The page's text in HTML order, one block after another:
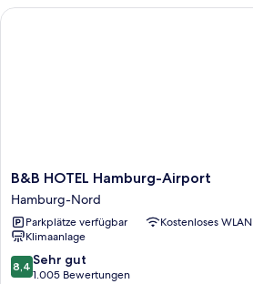
B&B
HOTEL
Hamburg-
Airport
Hamburg-
Nord
B&B HOTEL Hamburg-Airport
Hamburg-Nord
Parkplätze verfügbar
Kostenloses WLAN
Klimaanlage
8.4
von
8,4 Sehr gut
1.005 Bewertungen
B&B HOTEL Hamburg-Airport